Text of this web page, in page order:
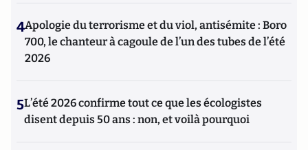
4Apologie du terrorisme et du viol, antisémite : Boro
700, le chanteur à cagoule de l’un des tubes de l’été
2026
5L’été 2026 confirme tout ce que les écologistes
disent depuis 50 ans : non, et voilà pourquoi